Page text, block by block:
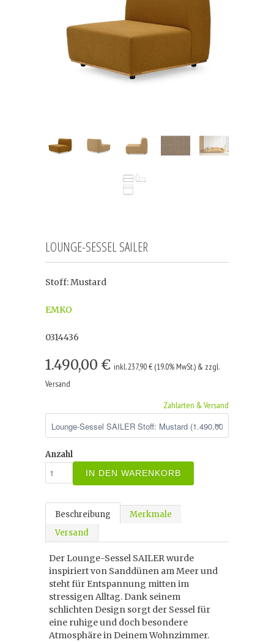
LOUNGE-SESSEL SAILER
Stoff: Mustard
EMKO
0314436
1.490,00 € inkl. 237,90 € (19.0% MwSt.) & zzgl.
Versand
Zahlarten & Versand
Anzahl
IN DEN WARENKORB
Beschreibung
Merkmale
Versand
Der Lounge-Sessel SAILER wurde
inspiriert von Sanddünen am Meer und
steht für Entspannung mitten im
stressigen Alltag. Dank seinem
schlichten Design sorgt der Sessel für
eine ruhige und doch besondere
Atmosphäre in Deinem Wohnzimmer.